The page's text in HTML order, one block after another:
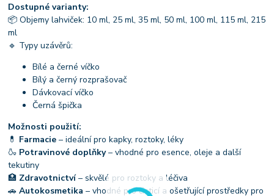
Dostupné varianty:
📦 Objemy lahviček: 10 ml, 25 ml, 35 ml, 50 ml, 100 ml, 115 ml, 215
ml
🔹 Typy uzávěrů:
Bílé a černé víčko
Bílý a černý rozprašovač
Dávkovací víčko
Černá špička
Možnosti použití:
💊 Farmacie – ideální pro kapky, roztoky, léky
🍶 Potravinové doplňky– vhodné pro esence, oleje a další
tekutiny
🏥 Zdravotnictví– skvělé pro roztoky a léčiva
🚗Autokosmetika – vhodné pro čisticí a ošetřující prostředky pro